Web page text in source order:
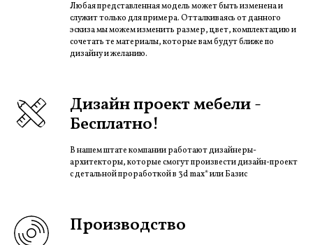
Любая представленная модель может быть изменена и
служит только для примера. Отталкиваясь от данного
эскиза мы можем изменить размер, цвет, комплектацию и
сочетать те материалы, которые вам будут ближе по
дизайну и желанию.
Дизайн проект мебели -
Бесплатно!
В нашем штате компании работают дизайнеры-
архитекторы, которые смогут произвести дизайн-проект
с детальной проработкой в 3d max* или Базис
Производство